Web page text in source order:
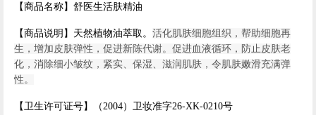
【商品名称】舒医生活肤精油
【商品说明】天然植物油萃取。 活化肌肤细胞组织，帮助细胞再
生，增加皮肤弹性，促进新陈代谢。促进血液循环，防止皮肤老
化，消除细小皱纹，紧实、保湿、滋润肌肤，令肌肤嫩滑充满弹
性。
【卫生许可证号】（2004）卫妆准字26-XK-0210号